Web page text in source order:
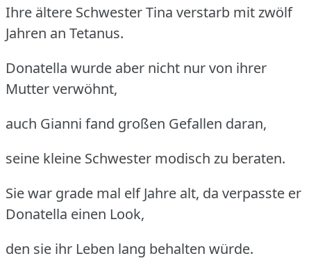
Ihre ältere Schwester Tina verstarb mit zwölf
Jahren an Tetanus.
Donatella wurde aber nicht nur von ihrer
Mutter verwöhnt,
auch Gianni fand großen Gefallen daran,
seine kleine Schwester modisch zu beraten.
Sie war grade mal elf Jahre alt, da verpasste er
Donatella einen Look,
den sie ihr Leben lang behalten würde.